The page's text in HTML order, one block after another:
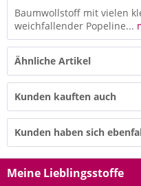
Baumwollstoff mit vielen
weichfallender Popeline...
Ähnliche Artikel
Kunden kauften auch
Kunden haben sich
Meine Lieblingsstoffe